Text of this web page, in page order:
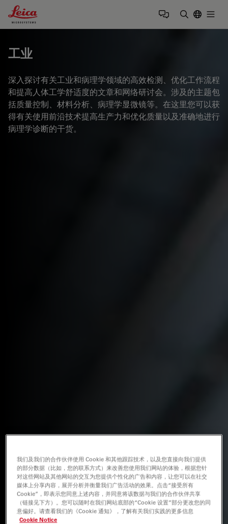
Leica Microsystems Logo
工业
深入探讨有关工业和病理学领域的高效检测、优化工作流程
和提高人体工学舒适度的文章和网络研讨会。涉及的主题包
括质量控制、材料分析、病理学显微镜等。在这里您可以获
得有关使用前沿技术提高生产力和优化质量以及准确地进行
病理学诊断的干货。
我们及我们的合作伙伴使用 Cookie 和其他跟踪技术，以及您直接向我们提供
的部分数据（比如，您的联系方式）来改善您使用我们网站的体验，根据您针
对这些网站及其他网站的交互为您提供个性化的广告和内容，让您可以在社交
媒体上分享内容，展开分析并衡量我们广告活动的效果。点击“接受所有
Cookie”，即表示您同意上述内容，并同意将该数据与我们的合作伙伴共享
（链接见下方）。您可以随时在我们网站底部的“Cookie 设置”部分更改您的同
意偏好。请查看我们的《Cookie 通知》，了解有关我们实践的更多信息
Cookie Notice